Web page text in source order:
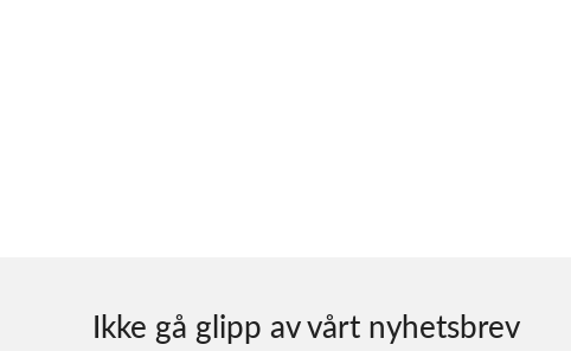
Ikke gå glipp av vårt nyhetsbrev